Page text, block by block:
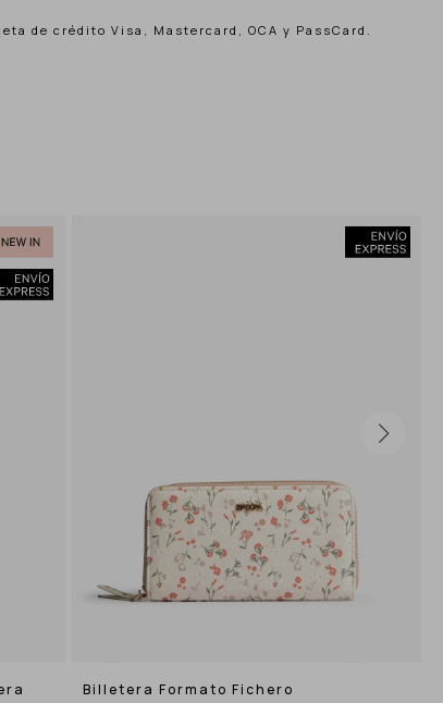
de crédito Visa, Mastercard, OCA y PassCard.
Billetera Formato Fichero